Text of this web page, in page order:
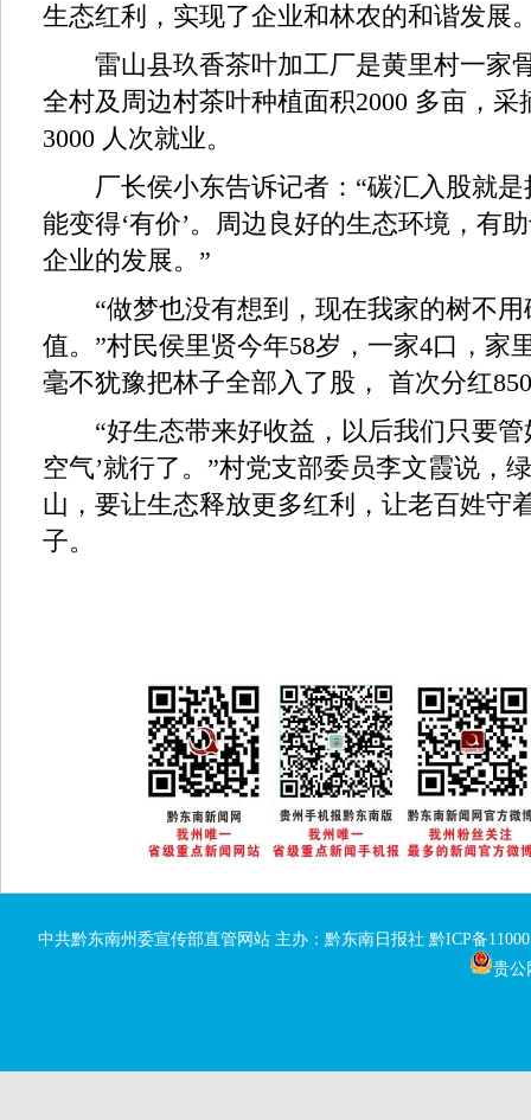
生态红利，实现了企业和林农的和谐发展
雷山县玖香茶叶加工厂是黄里村一家
全村及周边村茶叶种植面积2000 多亩，采
3000 人次就业。
厂长侯小东告诉记者：“碳汇入股就是
能变得‘有价’。周边良好的生态环境，有
企业的发展。”
“做梦也没有想到，现在我家的树不用
值。”村民侯里贤今年58岁，一家4口，家
毫不犹豫把林子全部入了股， 首次分红
“好生态带来好收益，以后我们只要管
空气’就行了。”村党支部委员李文霞说，
山，要让生态释放更多红利，让老百姓守
子。
中共黔东南州委宣传部直管网站 主办：黔东南日报社 黔ICP备
贵公